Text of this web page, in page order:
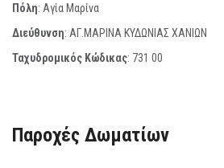
Πόλη: Αγία Μαρίνα
Διεύθυνση: ΑΓ.ΜΑΡΙΝΑ ΚΥΔΩΝΙΑΣ ΧΑΝΙΩΝ
Ταχυδρομικός Κώδικας: 731 00
Παροχές Δωματίων